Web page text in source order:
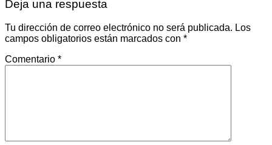
Deja una respuesta
Tu dirección de correo electrónico no será publicada. Los
campos obligatorios están marcados con *
Comentario *